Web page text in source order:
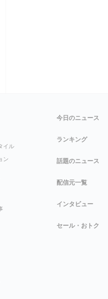
イル
ン
今日のニュース
ランキング
話題のニュース
配信元一覧
インタビュー
セール・おトク